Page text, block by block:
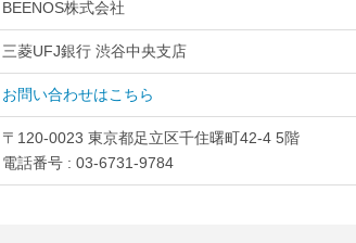
BEENOS株式会社
三菱UFJ銀行 渋谷中央支店
お問い合わせはこちら
〒120-0023 東京都足立区千住曙町42-4 5階
電話番号 : 03-6731-9784